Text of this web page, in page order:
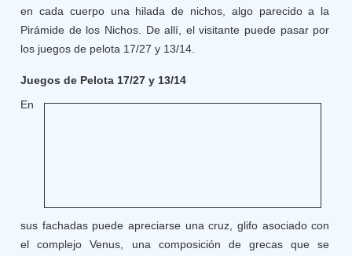
en cada cuerpo una hilada de nichos, algo parecido a la
Pirámide de los Nichos. De allí, el visitante puede pasar por
los juegos de pelota 17/27 y 13/14.
Juegos de Pelota 17/27 y 13/14
En
sus fachadas puede apreciarse una cruz, glifo asociado con
el complejo Venus, una composición de grecas que se